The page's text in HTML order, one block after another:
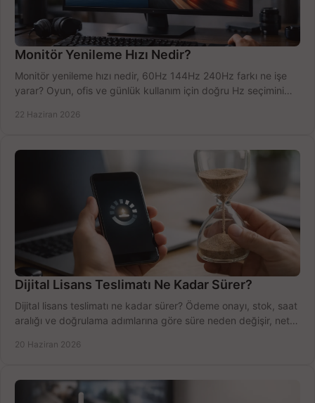
Monitör Yenileme Hızı Nedir?
Monitör yenileme hızı nedir, 60Hz 144Hz 240Hz farkı ne işe
yarar? Oyun, ofis ve günlük kullanım için doğru Hz seçimini
22 Haziran 2026
Dijital Lisans Teslimatı Ne Kadar Sürer?
Dijital lisans teslimatı ne kadar sürer? Ödeme onayı, stok, saat
aralığı ve doğrulama adımlarına göre süre neden değişir, net
20 Haziran 2026